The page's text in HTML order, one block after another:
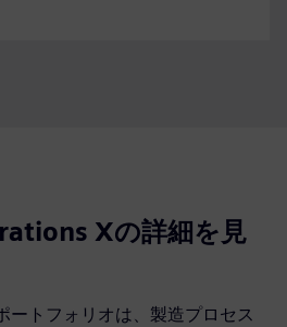
Xの詳細を見
ートフォリオは、製造プロセス